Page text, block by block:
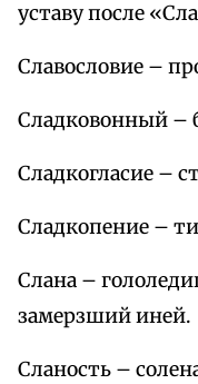
уставу после
Славословие –
Сладковонный –
Сладкогласие –
Сладкопение –
Слана –
замерзший иней.
Сланость –